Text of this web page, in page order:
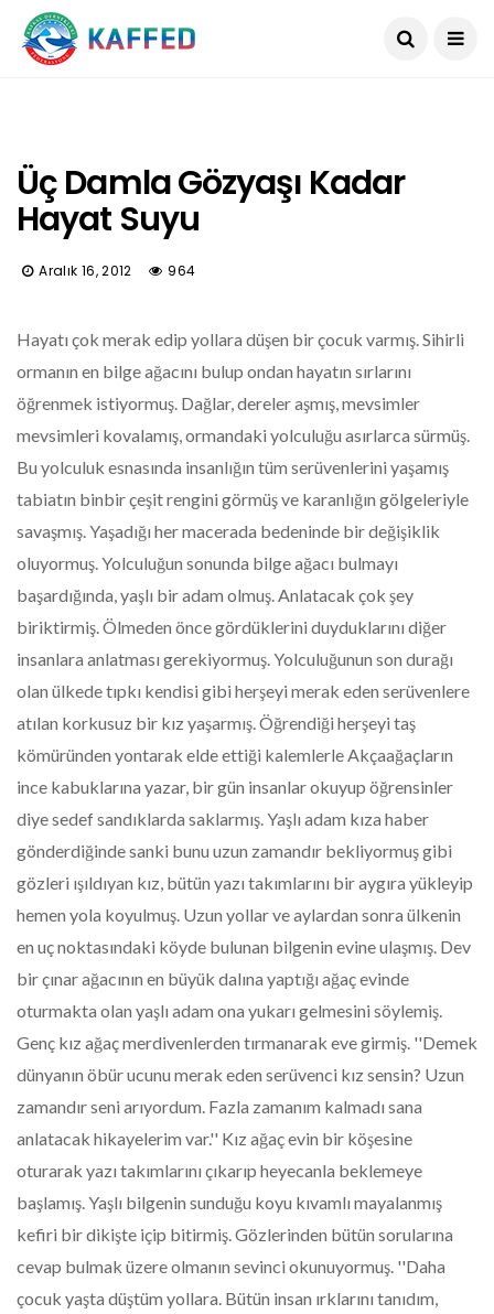
Üç Damla Gözyaşı Kadar
Hayat Suyu
Aralık 16, 2012 964
Hayatı çok merak edip yollara düşen bir çocuk varmış. Sihirli
ormanın en bilge ağacını bulup ondan hayatın sırlarını
öğrenmek istiyormuş. Dağlar, dereler aşmış, mevsimler
mevsimleri kovalamış, ormandaki yolculuğu asırlarca sürmüş.
Bu yolculuk esnasında insanlığın tüm serüvenlerini yaşamış
tabiatın binbir çeşit rengini görmüş ve karanlığın gölgeleriyle
savaşmış. Yaşadığı her macerada bedeninde bir değişiklik
oluyormuş. Yolculuğun sonunda bilge ağacı bulmayı
başardığında, yaşlı bir adam olmuş. Anlatacak çok şey
biriktirmiş. Ölmeden önce gördüklerini duyduklarını diğer
insanlara anlatması gerekiyormuş. Yolculuğunun son durağı
olan ülkede tıpkı kendisi gibi herşeyi merak eden serüvenlere
atılan korkusuz bir kız yaşarmış. Öğrendiği herşeyi taş
kömüründen yontarak elde ettiği kalemlerle Akçaağaçların
ince kabuklarına yazar, bir gün insanlar okuyup öğrensinler
diye sedef sandıklarda saklarmış. Yaşlı adam kıza haber
gönderdiğinde sanki bunu uzun zamandır bekliyormuş gibi
gözleri ışıldıyan kız, bütün yazı takımlarını bir aygıra yükleyip
hemen yola koyulmuş. Uzun yollar ve aylardan sonra ülkenin
en uç noktasındaki köyde bulunan bilgenin evine ulaşmış. Dev
bir çınar ağacının en büyük dalına yaptığı ağaç evinde
oturmakta olan yaşlı adam ona yukarı gelmesini söylemiş.
Genç kız ağaç merdivenlerden tırmanarak eve girmiş. ''Demek
dünyanın öbür ucunu merak eden serüvenci kız sensin? Uzun
zamandır seni arıyordum. Fazla zamanım kalmadı sana
anlatacak hikayelerim var.'' Kız ağaç evin bir köşesine
oturarak yazı takımlarını çıkarıp heyecanla beklemeye
başlamış. Yaşlı bilgenin sunduğu koyu kıvamlı mayalanmış
kefiri bir dikişte içip bitirmiş. Gözlerinden bütün sorularına
cevap bulmak üzere olmanın sevinci okunuyormuş. ''Daha
çocuk yaşta düştüm yollara. Bütün insan ırklarını tanıdım,